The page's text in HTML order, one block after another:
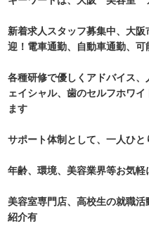
新着求人スタッフ募集中、大
迎！電車通勤、自動車通勤、可
各種研修で優しくアドバイス
ェイシャル、歯のセルフホワ
ます
サポート体制として、一人ひと
年齢、環境、美容業界等お気軽
美容室専門店、高校生の就職
紹介有